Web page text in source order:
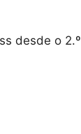
desde o 2.º